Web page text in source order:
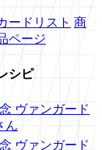
ードリスト 商
ページ
シピ
ヴァンガード
ん
ヴァンガード